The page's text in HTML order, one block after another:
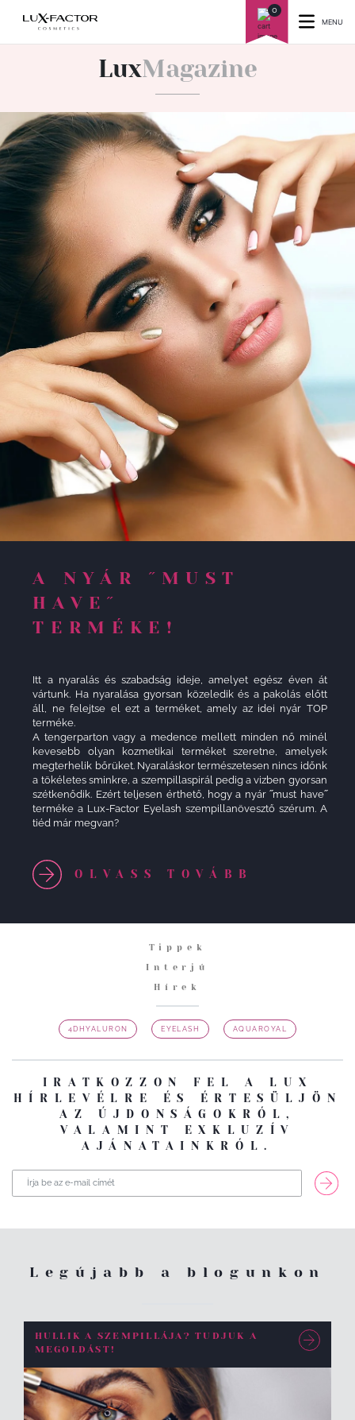
0
MENU
LuxMagazine
A NYÁR ˝MUST
HAVE˝
TERMÉKE!
Itt a nyaralás és szabadság ideje, amelyet egész éven át
vártunk. Ha nyaralása gyorsan közeledik és a pakolás előtt
áll, ne felejtse el ezt a terméket, amely az idei nyár TOP
terméke.
A tengerparton vagy a medence mellett minden nő minél
kevesebb olyan kozmetikai terméket szeretne, amelyek
megterhelik bőrüket. Nyaraláskor természetesen nincs időnk
a tökéletes sminkre, a szempillaspirál pedig a vizben gyorsan
szétkenődik. Ezért teljesen érthető, hogy a nyár ˝must have˝
terméke a Lux-Factor Eyelash szempillanövesztő szérum. A
tiéd már megvan?
OLVASS TOVÁBB
Tippek
Interjú
Hírek
4DHYALURON (CURRENT)EYELASH (CURRENT)AQUAROYAL (CURRENT)
IRATKOZZON FEL A LUX
HÍRLEVÉLRE ÉS ÉRTESÜLJÖN
AZ ÚJDONSÁGOKRÓL,
VALAMINT EXKLUZÍV
AJÁNATAINKRÓL.
Legújabb a blogunkon
HULLIK A SZEMPILLÁJA? TUDJUK A
MEGOLDÁST!